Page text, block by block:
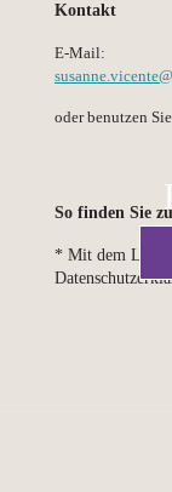
Kontakt
E-Mail:
oder benutzen
So finden Sie
* Mit dem